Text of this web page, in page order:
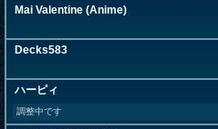
Mai Valentine (Anime)
Decks583
ハーピィ
調整中です